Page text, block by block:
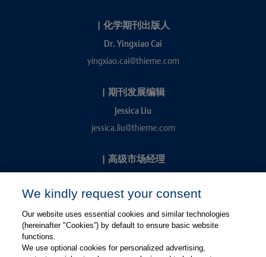
| 化学期刊出版人
Dr. Yingxiao Cai
yingxiao.cai@thieme.com
| 期刊发展编辑
Jessica Liu
jessica.liu@thieme.com
| 高级市场经理
kevin.chang@thieme.com
We kindly request your consent
Our website uses essential cookies and similar technologies
(hereinafter "Cookies”) by default to ensure basic website
functions.
We use optional cookies for personalized advertising,